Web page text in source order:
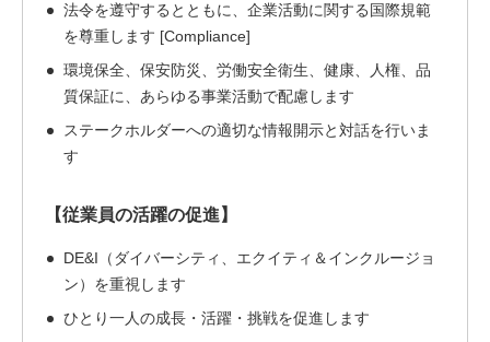
法令を遵守するとともに、企業活動に関する国際規範
を尊重します [Compliance]
環境保全、保安防災、労働安全衛生、健康、人権、品
質保証に、あらゆる事業活動で配慮します
ステークホルダーへの適切な情報開示と対話を行いま
す
【従業員の活躍の促進】
DE&I（ダイバーシティ、エクイティ＆インクルージョ
ン）を重視します
ひとり一人の成長・活躍・挑戦を促進します